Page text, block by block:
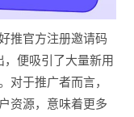
推官方注册邀请码
，便吸引了大量新用
对于推广者而言，
资源，意味着更多